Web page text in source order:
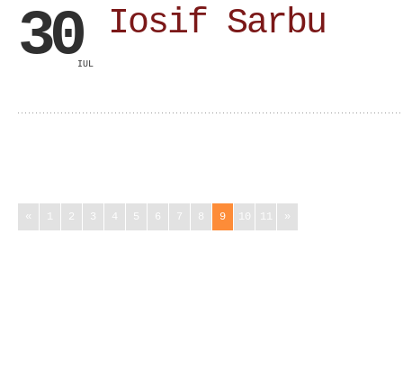
30IUL
Iosif Sarbu
« 1 2 3 4 5 6 7 8 9 10 11 »